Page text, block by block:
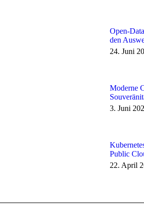
Open-
den
24. Juni
Moderne
3. Juni
Public
22. April